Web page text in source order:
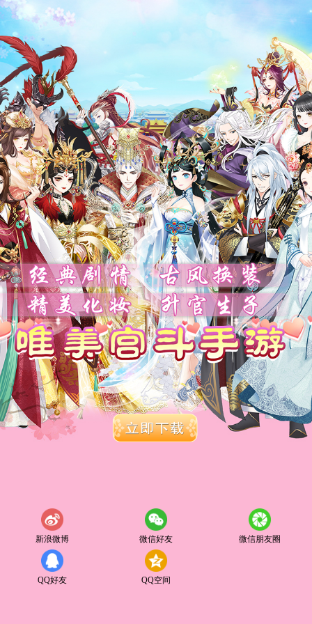
新浪微博 微信好友 微信朋友圈
QQ好友 QQ空间